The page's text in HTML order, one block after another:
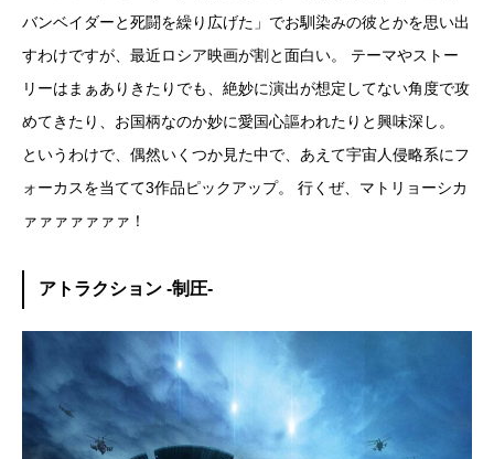
バンベイダーと死闘を繰り広げた」でお馴染みの彼とかを思い出
すわけですが、最近ロシア映画が割と面白い。 テーマやストー
リーはまぁありきたりでも、絶妙に演出が想定してない角度で攻
めてきたり、お国柄なのか妙に愛国心謳われたりと興味深し。
というわけで、偶然いくつか見た中で、あえて宇宙人侵略系にフ
ォーカスを当てて3作品ピックアップ。 行くぜ、マトリョーシカ
ァァァァァァァ！
アトラクション -制圧-